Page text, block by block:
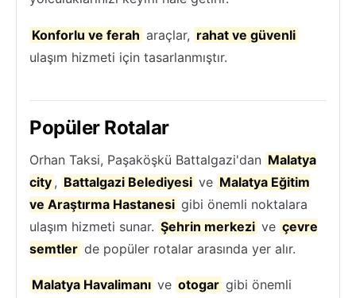
Konforlu ve ferah araçlar, rahat ve güvenli
ulaşım hizmeti için tasarlanmıştır.
Popüler Rotalar
Orhan Taksi, Paşaköşkü Battalgazi'dan Malatya
city , Battalgazi Belediyesi ve Malatya Eğitim
ve Araştırma Hastanesi gibi önemli noktalara
ulaşım hizmeti sunar. Şehrin merkezi ve çevre
semtler de popüler rotalar arasında yer alır.
Malatya Havalimanı ve otogar gibi önemli